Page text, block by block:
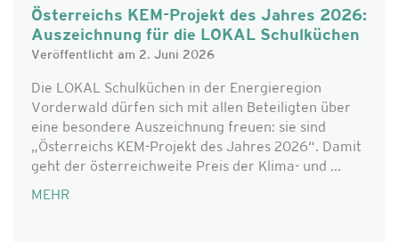
Österreichs KEM-Projekt des Jahres 2026:
Auszeichnung für die LOKAL Schulküchen
Veröffentlicht am 2. Juni 2026
Die LOKAL Schulküchen in der Energieregion
Vorderwald dürfen sich mit allen Beteiligten über
eine besondere Auszeichnung freuen: sie sind
„Österreichs KEM-Projekt des Jahres 2026“. Damit
geht der österreichweite Preis der Klima- und ...
MEHR